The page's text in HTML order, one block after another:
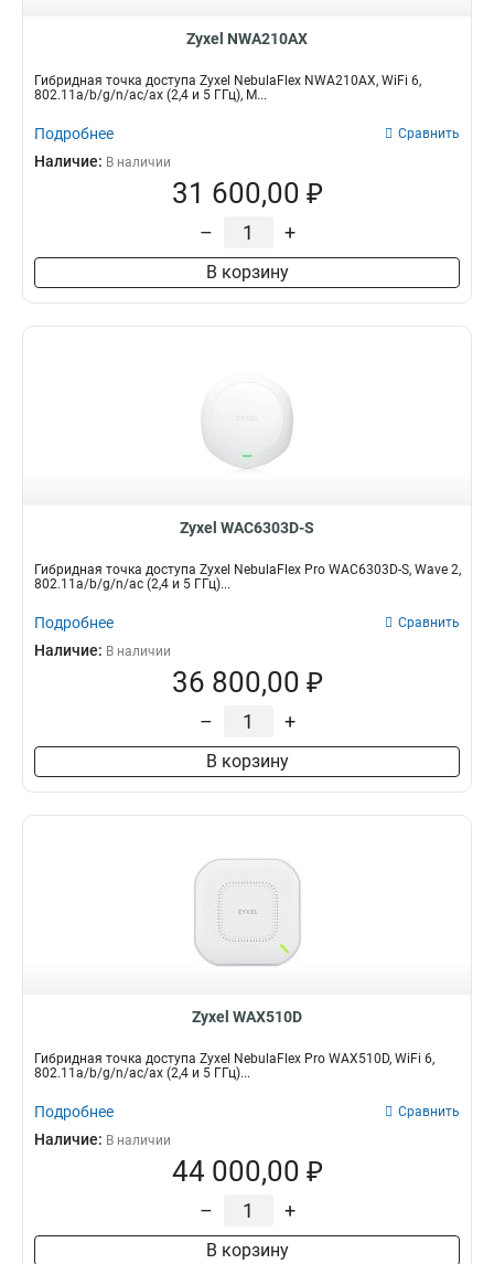
Zyxel NWA210AX
Гибридная точка доступа Zyxel NebulaFlex NWA210AX, WiFi 6,
802.11a/b/g/n/ac/ax (2,4 и 5 ГГц), M...
Подробнее Сравнить
Наличие: В наличии
31 600,00 ₽
– +
В корзину
Zyxel WAC6303D-S
Гибридная точка доступа Zyxel NebulaFlex Pro WAC6303D-S, Wave 2,
802.11a/b/g/n/ac (2,4 и 5 ГГц)...
Подробнее Сравнить
Наличие: В наличии
36 800,00 ₽
– +
В корзину
Zyxel WAX510D
Гибридная точка доступа Zyxel NebulaFlex Pro WAX510D, WiFi 6,
802.11a/b/g/n/ac/ax (2,4 и 5 ГГц)...
Подробнее Сравнить
Наличие: В наличии
44 000,00 ₽
– +
В корзину